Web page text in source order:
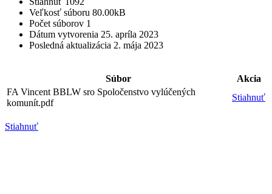
Veľkosť súboru 80.00kB
Počet súborov 1
Dátum vytvorenia 25. apríla 2023
Posledná aktualizácia 2. mája 2023
Súbor
Akcia
FA Vincent BBLW sro Spoločenstvo vylúčených
komunít.pdf
Stiahnuť
Stiahnuť